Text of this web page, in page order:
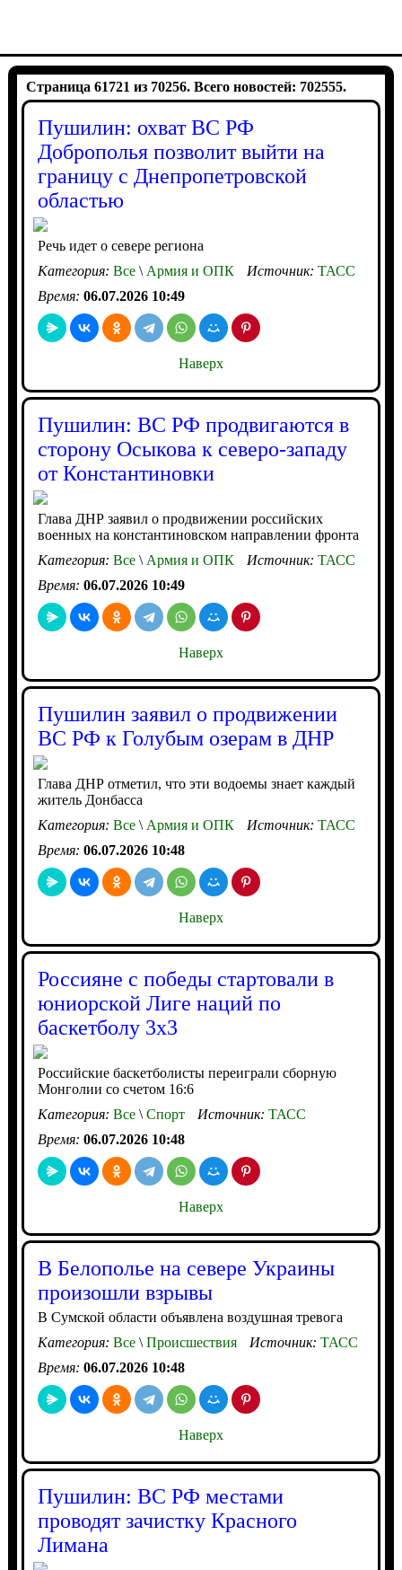
Страница 61721 из 70256. Всего новостей: 702555.
Пушилин: охват ВС РФ
Доброполья позволит выйти на
границу с Днепропетровской
областью
Речь идет о севере региона
Категория: Все\Армия и ОПК Источник: ТАСС
Время: 06.07.2026 10:49
Наверх
Пушилин: ВС РФ продвигаются в
сторону Осыкова к северо-западу
от Константиновки
Глава ДНР заявил о продвижении российских
военных на константиновском направлении фронта
Категория: Все\Армия и ОПК Источник: ТАСС
Время: 06.07.2026 10:49
Наверх
Пушилин заявил о продвижении
ВС РФ к Голубым озерам в ДНР
Глава ДНР отметил, что эти водоемы знает каждый
житель Донбасса
Категория: Все\Армия и ОПК Источник: ТАСС
Время: 06.07.2026 10:48
Наверх
Россияне с победы стартовали в
юниорской Лиге наций по
баскетболу 3х3
Российские баскетболисты переиграли сборную
Монголии со счетом 16:6
Категория: Все\Спорт Источник: ТАСС
Время: 06.07.2026 10:48
Наверх
В Белополье на севере Украины
произошли взрывы
В Сумской области объявлена воздушная тревога
Категория: Все\Происшествия Источник: ТАСС
Время: 06.07.2026 10:48
Наверх
Пушилин: ВС РФ местами
проводят зачистку Красного
Лимана